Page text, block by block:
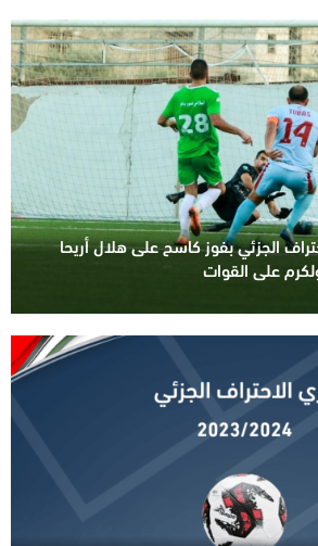
الجزئي بفوز كاسح على هلال أريحا
على القوات